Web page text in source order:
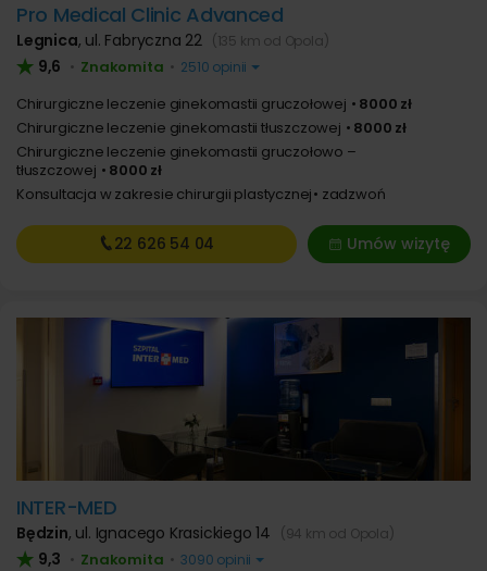
Pro Medical Clinic Advanced
Legnica, ul. Fabryczna 22 (135 km od Opola)
9,6 • Znakomita • 2510 opinii
Chirurgiczne leczenie ginekomastii gruczołowej
8000 zł
Chirurgiczne leczenie ginekomastii tłuszczowej
8000 zł
Chirurgiczne leczenie ginekomastii gruczołowo –
tłuszczowej
8000 zł
Konsultacja w zakresie chirurgii plastycznej zadzwoń
Umów wizytę
22 626 54 04
INTER-MED
Będzin, ul. Ignacego Krasickiego 14 (94 km od Opola)
9,3 • Znakomita • 3090 opinii